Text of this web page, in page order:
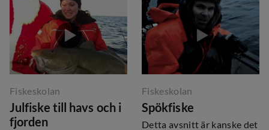
Fiskeskolan
Julfiske till havs och i
fjorden
Fiskeskolan
Spökfiske
Detta avsnitt är kanske det